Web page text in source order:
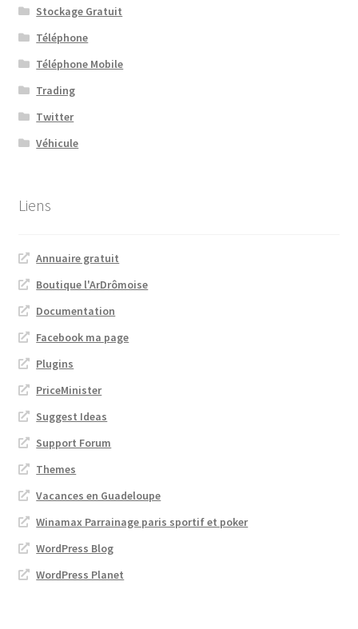
Stockage Gratuit
Téléphone
Téléphone Mobile
Trading
Twitter
Véhicule
Liens
Annuaire gratuit
Boutique l'ArDrômoise
Documentation
Facebook ma page
Plugins
PriceMinister
Suggest Ideas
Support Forum
Themes
Vacances en Guadeloupe
Winamax Parrainage paris sportif et poker
WordPress Blog
WordPress Planet